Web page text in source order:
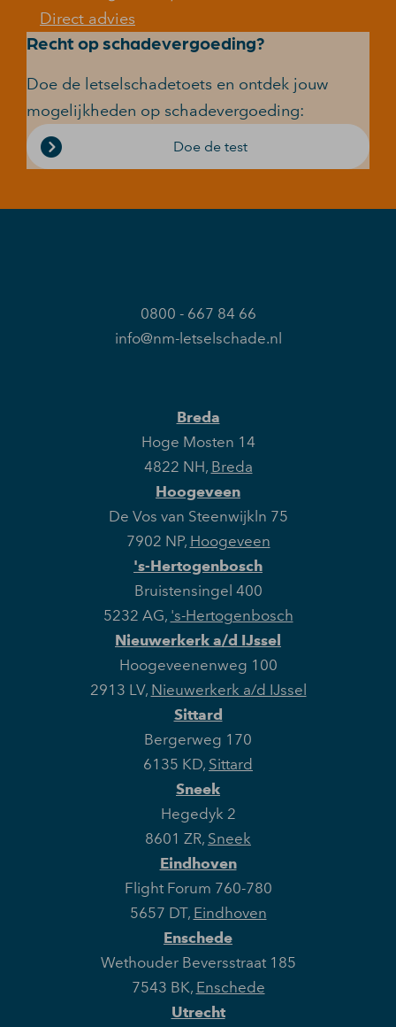
Direct advies
Recht op schadevergoeding?
Doe de letselschadetoets en ontdek jouw
mogelijkheden op schadevergoeding:
Doe de test
0800 - 667 84 66
info@nm-letselschade.nl
Breda
Hoge Mosten 14
4822 NH, Breda
Hoogeveen
De Vos van Steenwijkln 75
7902 NP, Hoogeveen
's-Hertogenbosch
Bruistensingel 400
5232 AG, 's-Hertogenbosch
Nieuwerkerk a/d IJssel
Hoogeveenenweg 100
2913 LV, Nieuwerkerk a/d IJssel
Sittard
Bergerweg 170
6135 KD, Sittard
Sneek
Hegedyk 2
8601 ZR, Sneek
Eindhoven
Flight Forum 760-780
5657 DT, Eindhoven
Enschede
Wethouder Beversstraat 185
7543 BK, Enschede
Utrecht